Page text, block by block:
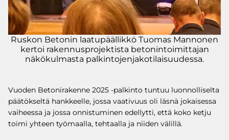
Ruskon Betonin laatupäällikkö Tuomas Mannonen
kertoi rakennusprojektista betonintoimittajan
näkökulmasta palkintojenjakotilaisuudessa.
Vuoden Betonirakenne 2025 -palkinto tuntuu luonnolliselta
päätökseltä hankkeelle, jossa vaativuus oli läsnä jokaisessa
vaiheessa ja jossa onnistuminen edellytti, että koko ketju
toimi yhteen työmaalla, tehtaalla ja niiden välillä.